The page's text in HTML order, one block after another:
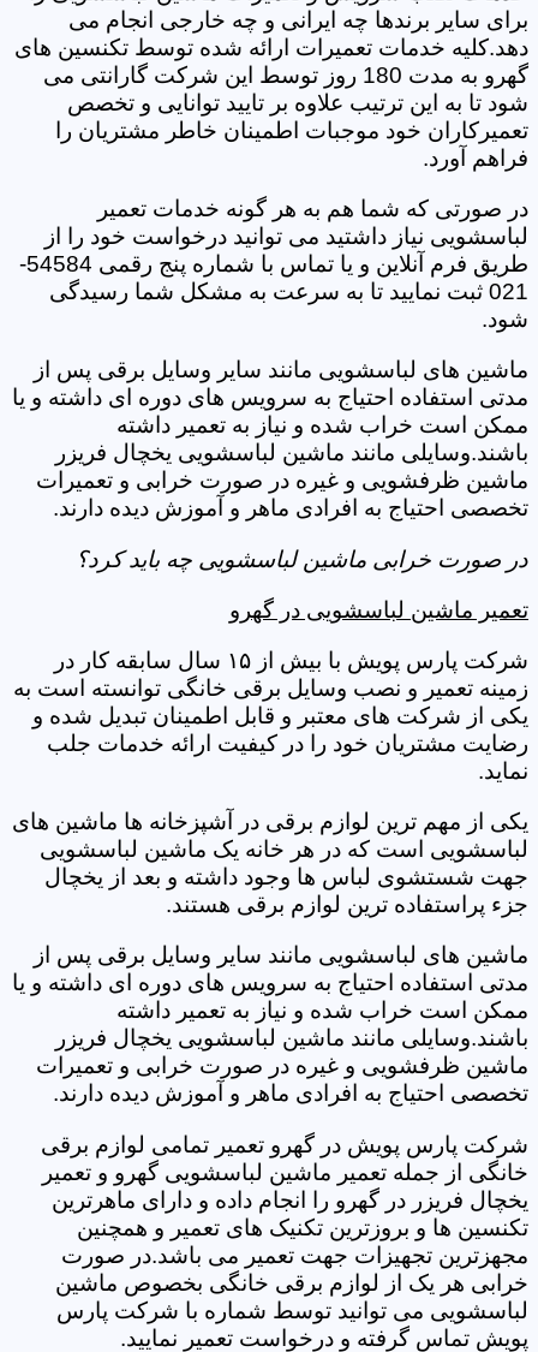
برای سایر برندها چه ایرانی و چه خارجی انجام می
دهد.کلیه خدمات تعمیرات ارائه شده توسط تکنسین های
گهرو به مدت 180 روز توسط این شرکت گارانتی می
شود تا به این ترتیب علاوه بر تایید توانایی و تخصص
تعمیرکاران خود موجبات اطمینان خاطر مشتریان را
فراهم آورد.
در صورتی که شما هم به هر گونه خدمات تعمیر
لباسشویی نیاز داشتید می توانید درخواست خود را از
طریق فرم آنلاین و یا تماس با شماره پنج رقمی 54584-
021 ثبت نمایید تا به سرعت به مشکل شما رسیدگی
شود.
ماشین های لباسشویی مانند سایر وسایل برقی پس از
مدتی استفاده احتیاج به سرویس های دوره ای داشته و یا
ممکن است خراب شده و نیاز به تعمیر داشته
باشند.وسایلی مانند ماشین لباسشویی یخچال فریزر
ماشین ظرفشویی و غیره در صورت خرابی و تعمیرات
تخصصی احتیاج به افرادی ماهر و آموزش دیده دارند.
در صورت خرابی ماشین لباسشویی چه باید کرد؟
تعمیر ماشین لباسشویی در گهرو
شرکت پارس پویش با بیش از ۱۵ سال سابقه کار در
زمینه تعمیر و نصب وسایل برقی خانگی توانسته است به
یکی از شرکت های معتبر و قابل اطمینان تبدیل شده و
رضایت مشتریان خود را در کیفیت ارائه خدمات جلب
نماید.
یکی از مهم ترین لوازم برقی در آشپزخانه ها ماشین های
لباسشویی است که در هر خانه یک ماشین لباسشویی
جهت شستشوی لباس ها وجود داشته و بعد از یخچال
جزء پراستفاده ترین لوازم برقی هستند.
ماشین های لباسشویی مانند سایر وسایل برقی پس از
مدتی استفاده احتیاج به سرویس های دوره ای داشته و یا
ممکن است خراب شده و نیاز به تعمیر داشته
باشند.وسایلی مانند ماشین لباسشویی یخچال فریزر
ماشین ظرفشویی و غیره در صورت خرابی و تعمیرات
تخصصی احتیاج به افرادی ماهر و آموزش دیده دارند.
شرکت پارس پویش در گهرو تعمیر تمامی لوازم برقی
خانگی از جمله تعمیر ماشین لباسشویی گهرو و تعمیر
یخچال فریزر در گهرو را انجام داده و دارای ماهرترین
تکنسین ها و بروزترین تکنیک های تعمیر و همچنین
مجهزترین تجهیزات جهت تعمیر می باشد.در صورت
خرابی هر یک از لوازم برقی خانگی بخصوص ماشین
لباسشویی می توانید توسط شماره با شرکت پارس
پویش تماس گرفته و درخواست تعمیر نمایید.